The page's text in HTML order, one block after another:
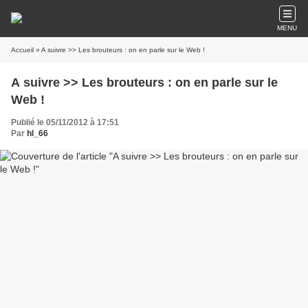
MENU
Accueil » A suivre >> Les brouteurs : on en parle sur le Web !
A suivre >> Les brouteurs : on en parle sur le
Web !
Publié le 05/11/2012 à 17:51
Par hl_66